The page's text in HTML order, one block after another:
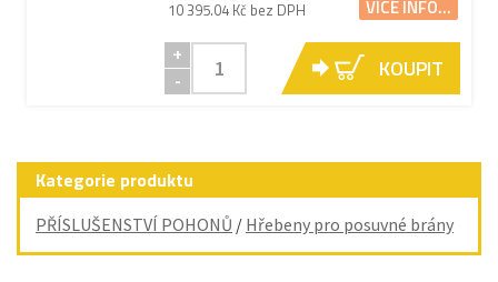
10 395.04 Kč bez DPH VÍCE INFO...
+
-
KOUPIT
Kategorie produktu
PŘÍSLUŠENSTVÍ POHONŮ / Hřebeny pro posuvné brány